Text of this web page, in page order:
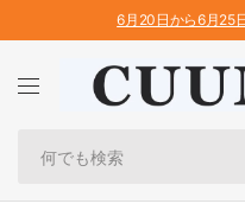
6月20日から6月25